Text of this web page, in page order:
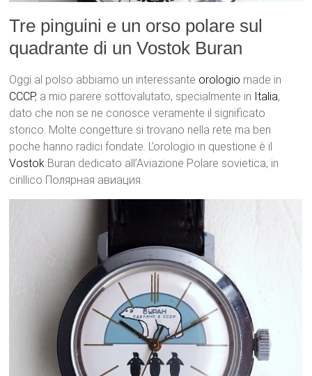
Tre pinguini e un orso polare sul
quadrante di un Vostok Buran
Oggi al polso abbiamo un interessante orologio made in
CCCP, a mio parere sottovalutato, specialmente in Italia,
dato che non se ne conosce veramente il significato
storico. Molte congetture si trovano nella rete ma ben
poche hanno radici fondate. L’orologio in questione è il
Vostok Buran dedicato all’Aviazione Polare sovietica, in
cirillico Полярная авиация.